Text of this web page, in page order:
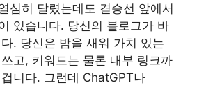
심히 달렸는데도 결승선 앞에서
있습니다. 당신의 블로그가 바
. 당신은 밤을 새워 가치 있는
고, 키워드는 물론 내부 링크까
니다. 그런데 ChatGPT나